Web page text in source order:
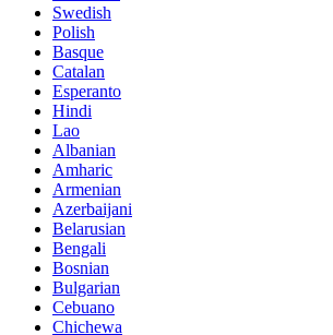
Swedish
Polish
Basque
Catalan
Esperanto
Hindi
Lao
Albanian
Amharic
Armenian
Azerbaijani
Belarusian
Bengali
Bosnian
Bulgarian
Cebuano
Chichewa